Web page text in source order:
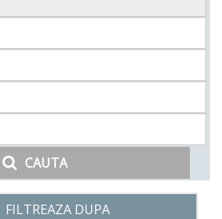
CAUTA
FILTREAZA DUPA